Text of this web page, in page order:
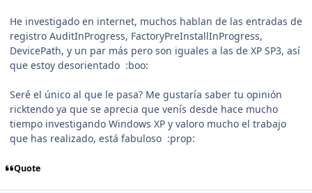
He investigado en internet, muchos hablan de las entradas de
registro AuditInProgress, FactoryPreInstallInProgress,
DevicePath, y un par más pero son iguales a las de XP SP3, así
que estoy desorientado :boo:
Seré el único al que le pasa? Me gustaría saber tu opinión
ricktendo ya que se aprecia que venís desde hace mucho
tiempo investigando Windows XP y valoro mucho el trabajo
que has realizado, está fabuloso :prop:
Quote